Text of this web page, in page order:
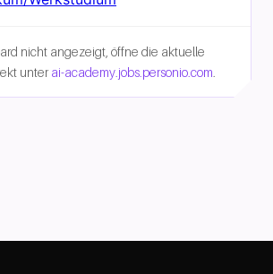
nicht angezeigt, öffne die aktuelle
unter ai-academy.jobs.personio.com